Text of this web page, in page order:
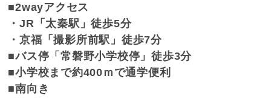
■2wayアクセス
・JR「太秦駅」徒歩5分
・京福「撮影所前駅」徒歩7分
■バス停「常磐野小学校停」徒歩3分
■小学校まで約400ｍで通学便利
■南向き